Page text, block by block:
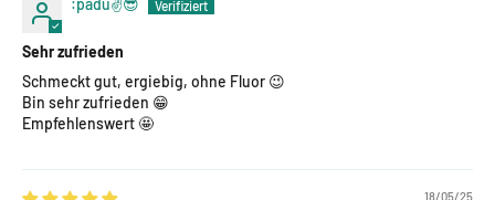
:pädu✌😎
Sehr zufrieden
Schmeckt gut, ergiebig, ohne Fluor 😉
Bin sehr zufrieden 😁
Empfehlenswert 🤩
18/05/25